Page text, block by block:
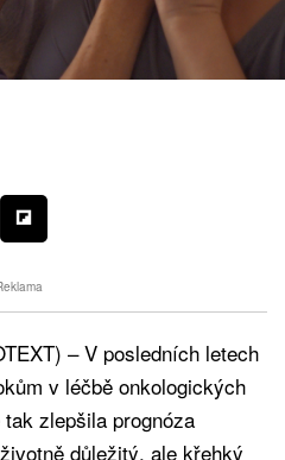
– V posledních letech
v léčbě onkologických
zlepšila prognóza
důležitý, ale křehký